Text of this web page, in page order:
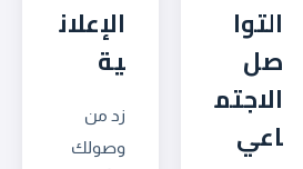
التوا
صل
الاجتم
اعي
الإعلان
ية
زد من
وصولك